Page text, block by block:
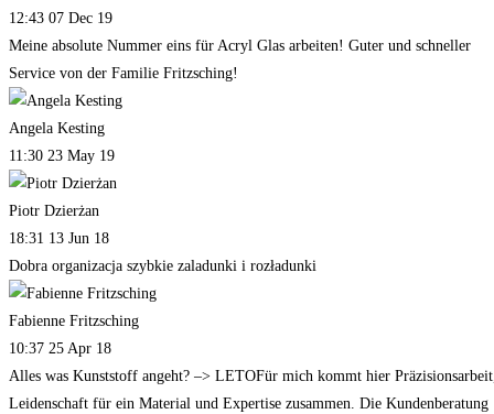
12:43 07 Dec 19
Meine absolute Nummer eins für Acryl Glas arbeiten! Guter und schneller
Service von der Familie Fritzsching!
Angela Kesting
11:30 23 May 19
Piotr Dzierżan
18:31 13 Jun 18
Dobra organizacja szybkie zaladunki i rozładunki
Fabienne Fritzsching
10:37 25 Apr 18
Alles was Kunststoff angeht? –> LETOFür mich kommt hier
Leidenschaft für ein Material und Expertise zusammen. Die Kundenberatung